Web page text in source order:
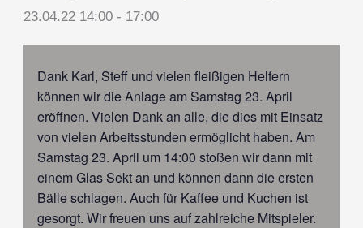
23.04.22 14:00 - 17:00
Dank Karl, Steff und vielen fleißigen Helfern
können wir die Anlage am Samstag 23. April
eröffnen. Vielen Dank an alle, die dies mit Einsatz
von vielen Arbeitsstunden ermöglicht haben. Am
Samstag 23. April um 14:00 stoßen wir dann mit
einem Glas Sekt an und können dann die ersten
Bälle schlagen. Auch für Kaffee und Kuchen ist
gesorgt. Wir freuen uns auf zahlreiche Mitspieler.